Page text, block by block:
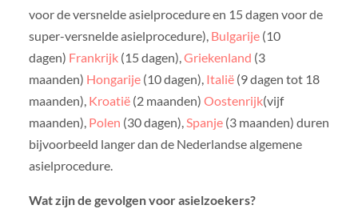
voor de versnelde asielprocedure en 15 dagen voor de
super-versnelde asielprocedure), Bulgarije(10
dagen) Frankrijk(15 dagen),Griekenland (3
maanden) Hongarije(10 dagen), Italië(9 dagen tot 18
maanden), Kroatië(2 maanden) Oostenrijk(vijf
maanden), Polen (30 dagen),Spanje(3 maanden) duren
bijvoorbeeld langer dan de Nederlandse algemene
asielprocedure.
Wat zijn de gevolgen voor asielzoekers?